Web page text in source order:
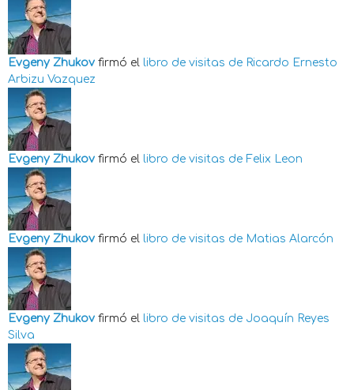
Evgeny Zhukov firmó el libro de visitas de Ricardo Ernesto
Arbizu Vazquez
Evgeny Zhukov firmó el libro de visitas de Felix Leon
Evgeny Zhukov firmó el libro de visitas de Matias Alarcón
Evgeny Zhukov firmó el libro de visitas de Joaquín Reyes
Silva